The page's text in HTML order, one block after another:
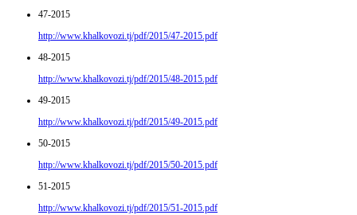
47-2015
http://www.khalkovozi.tj/pdf/2015/47-2015.pdf
48-2015
http://www.khalkovozi.tj/pdf/2015/48-2015.pdf
49-2015
http://www.khalkovozi.tj/pdf/2015/49-2015.pdf
50-2015
http://www.khalkovozi.tj/pdf/2015/50-2015.pdf
51-2015
http://www.khalkovozi.tj/pdf/2015/51-2015.pdf